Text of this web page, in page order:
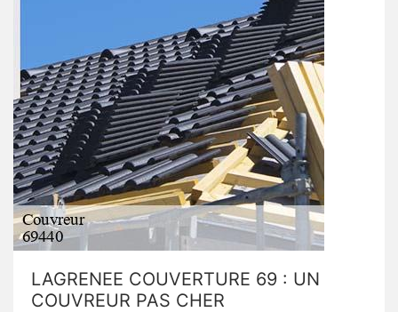
LAGRENEE COUVERTURE 69 : UN
COUVREUR PAS CHER